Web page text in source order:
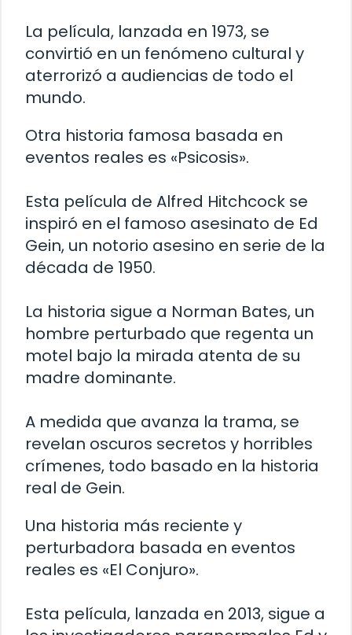
La película, lanzada en 1973, se
convirtió en un fenómeno cultural y
aterrorizó a audiencias de todo el
mundo.
Otra historia famosa basada en
eventos reales es «Psicosis».
Esta película de Alfred Hitchcock se
inspiró en el famoso asesinato de Ed
Gein, un notorio asesino en serie de la
década de 1950.
La historia sigue a Norman Bates, un
hombre perturbado que regenta un
motel bajo la mirada atenta de su
madre dominante.
A medida que avanza la trama, se
revelan oscuros secretos y horribles
crímenes, todo basado en la historia
real de Gein.
Una historia más reciente y
perturbadora basada en eventos
reales es «El Conjuro».
Esta película, lanzada en 2013, sigue a